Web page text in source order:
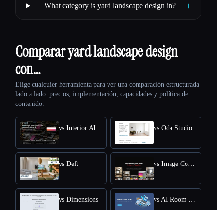
What category is yard landscape design in? +
Comparar yard landscape design
con…
Elige cualquier herramienta para ver una comparación estructurada
lado a lado: precios, implementación, capacidades y política de
contenido.
vs Interior AI vs Oda Studio
vs Deft vs Image Computer
vs Dimensions vs AI Room Planner